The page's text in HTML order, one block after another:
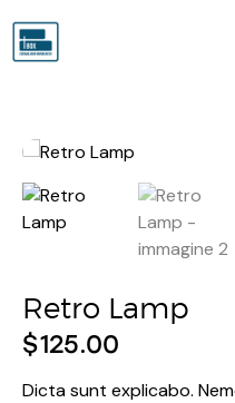
Retro Lamp
$125.00
Dicta sunt explicabo.